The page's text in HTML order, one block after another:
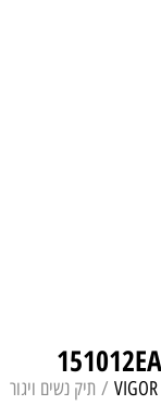
/ תיק נשים ויגור